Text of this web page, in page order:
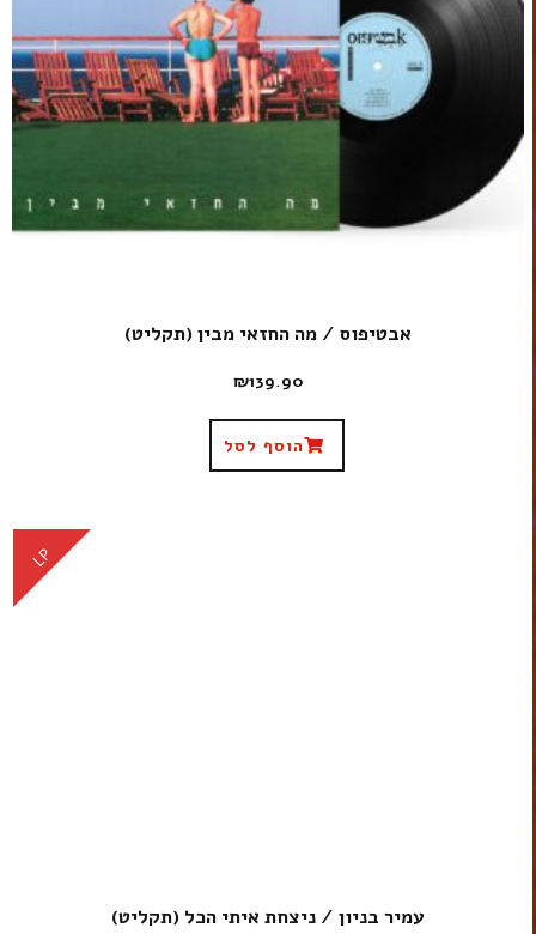
אבטיפוס / מה החזאי מבין (תקליט)
₪139.90
הוסף לסל
LP
עמיר בניון / ניצחת איתי הכל (תקליט)